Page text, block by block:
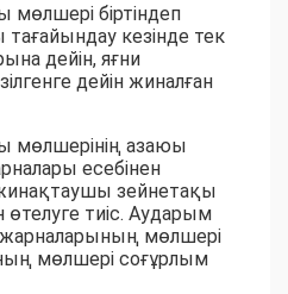
біртіндеп
кезінде тек
дейін, яғни
дейін жиналған
мөлшерінің азаюы
есебінен
зейнетақы
тиіс. Аударым
мөлшері
мөлшері соғұрлым